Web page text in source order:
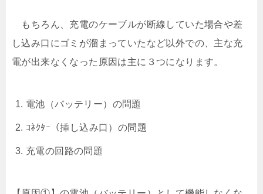
もちろん、充電のケーブルが断線していた場合や差
し込み口にゴミが溜まっていたなど以外での、主な充
電が出来なくなった原因は主に３つになります。
電池（バッテリー）の問題
ｺﾈｸﾀｰ（挿し込み口）の問題
充電の回路の問題